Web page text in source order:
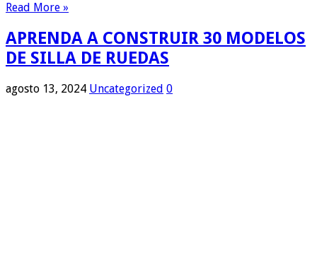
Read More »
APRENDA A CONSTRUIR 30 MODELOS
DE SILLA DE RUEDAS
agosto 13, 2024 Uncategorized 0